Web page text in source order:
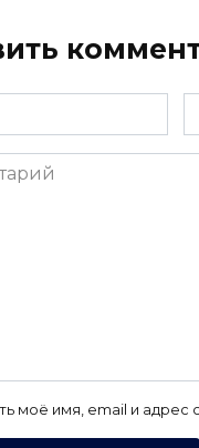
*
моё имя, email и адрес